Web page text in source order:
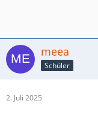
meea
Schüler
2. Juli 2025